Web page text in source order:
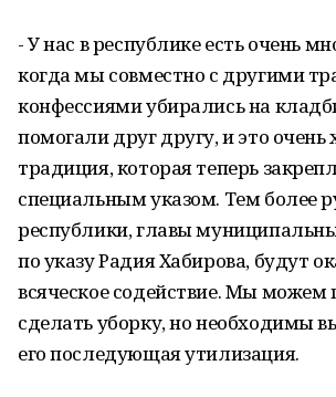
- У нас в республике есть очень
когда мы совместно с другими
конфессиями убирались на
помогали друг другу, и это
традиция, которая теперь
специальным указом. Тем более
республики, главы
по указу Радия Хабирова, будут
всяческое содействие. Мы
сделать уборку, но необходимы
его последующая утилизация.